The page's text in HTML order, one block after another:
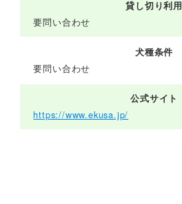
貸し切り利用
要問い合わせ
犬種条件
要問い合わせ
公式サイト
https://www.ekusa.jp/